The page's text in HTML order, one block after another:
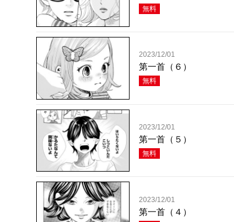
無料
2023/12/01
第一首（６）
無料
2023/12/01
第一首（５）
無料
2023/12/01
第一首（４）